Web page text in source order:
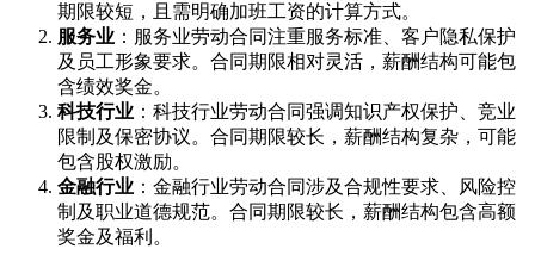
期限较短，且需明确加班工资的计算方式。
服务业 ：服务业劳动合同注重服务标准、客户隐私保护
及员工形象要求。合同期限相对灵活，薪酬结构可能包
含绩效奖金。
科技行业 ：科技行业劳动合同强调知识产权保护、竞业
限制及保密协议。合同期限较长，薪酬结构复杂，可能
包含股权激励。
金融行业 ：金融行业劳动合同涉及合规性要求、风险控
制及职业道德规范。合同期限较长，薪酬结构包含高额
奖金及福利。